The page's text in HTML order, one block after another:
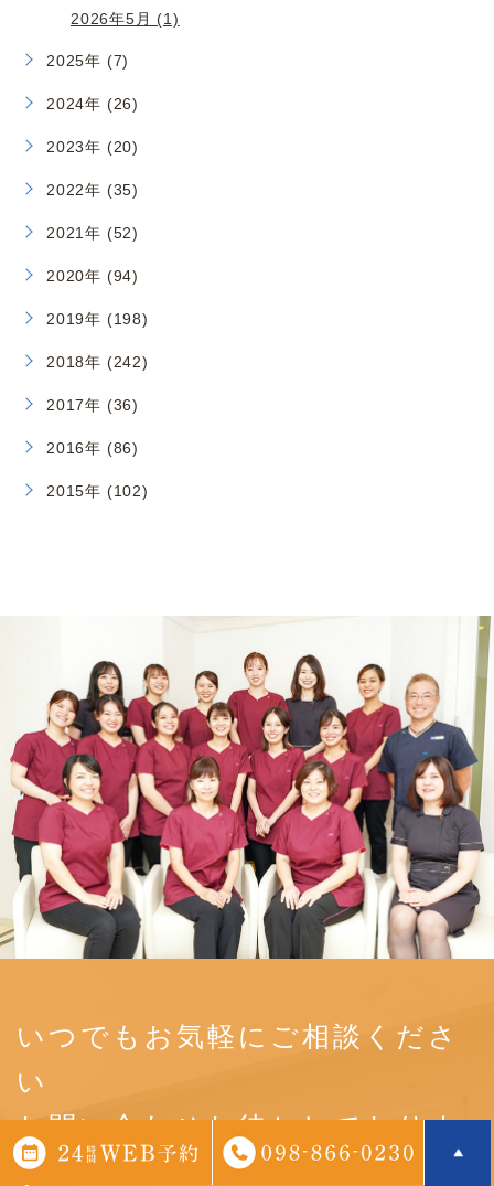
2026年5月 (1)
2025年 (7)
2024年 (26)
2023年 (20)
2022年 (35)
2021年 (52)
2020年 (94)
2019年 (198)
2018年 (242)
2017年 (36)
2016年 (86)
2015年 (102)
いつでもお気軽にご相談くださ
い
お問い合わせお待ちしておりま
す